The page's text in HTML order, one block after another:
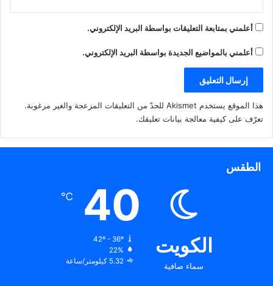
أعلمني بمتابعة التعليقات بواسطة البريد الإلكتروني.
أعلمني بالمواضيع الجديدة بواسطة البريد الإلكتروني.
هذا الموقع يستخدم Akismet للحدّ من التعليقات المزعجة والغير مرغوبة.
تعرّف على كيفية معالجة بيانات تعليقك.
الطقس
الكويت
سماء صافية
40
℃
42º - 36º
22%
5.32 كيلومتر/ساعة